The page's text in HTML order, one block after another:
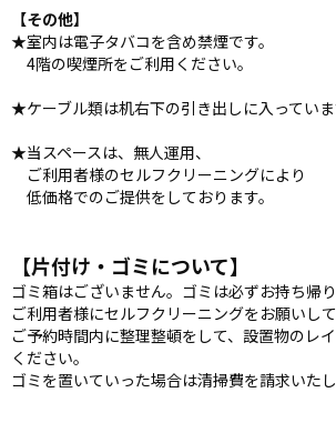
【その他】
★室内は電子タバコを含め禁煙です。
4階の喫煙所をご利用ください。
★ケーブル類は机右下の引き出しに入っていま
★当スペースは、無人運用、
ご利用者様のセルフクリーニングにより
低価格でのご提供をしております。
【片付け・ゴミについて】
ゴミ箱はございません。ゴミは必ずお持ち帰り
ご利用者様にセルフクリーニングをお願いして
ご予約時間内に整理整頓をして、設置物のレ
ください。
ゴミを置いていった場合は清掃費を請求いたし